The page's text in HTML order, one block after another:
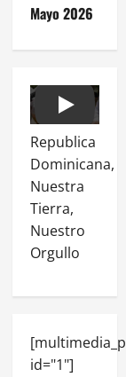
Mayo 2026
Play
Republica
Dominicana,
Nuestra
Tierra,
Nuestro
Orgullo
id="1"]